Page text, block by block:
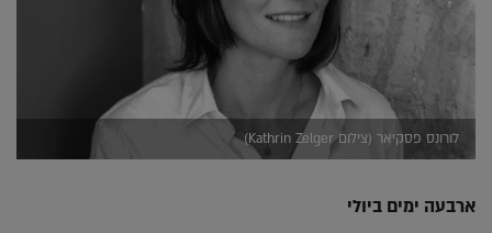
לורונס פסקיאר (צילום Kathrin Zelger)
ארבעה ימים ביולי